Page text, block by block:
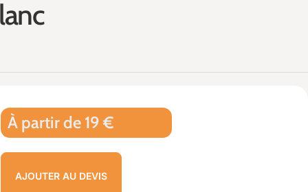
À partir de 19 €
AJOUTER AU DEVIS